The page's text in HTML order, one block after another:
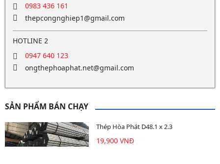
0983 436 161
thepcongnghiep1@gmail.com
HOTLINE 2
0947 640 123
ongthephoaphat.net@gmail.com
SẢN PHẨM BÁN CHẠY
Thép Hòa Phát D48.1 x 2.3
19,900 VNĐ